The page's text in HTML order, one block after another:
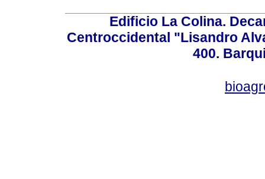
Edificio La Colina.
Centroccidental "Lisandro
400.